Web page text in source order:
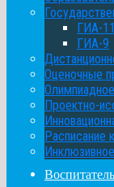
ГИА-11
ГИА-9
Оценочные
Проектно-
Расписание